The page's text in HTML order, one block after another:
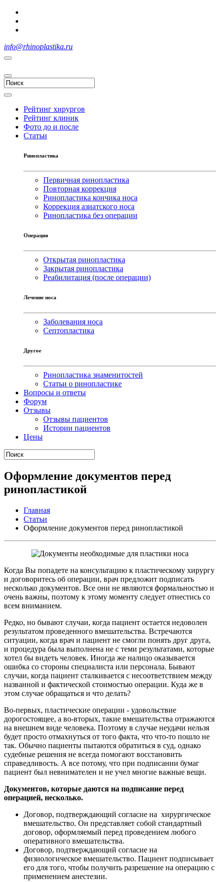
info@rhinoplastika.ru
Рейтинг хирургов
Рейтинг клиник
Фото до и после
Статьи
Ринопластика
Первичная ринопластика
Повторная коррекция
Ринопластика кончика носа
Коррекция азиатского носа
Ринопластика без операции
Операция
Открытая ринопластика
Закрытая ринопластика
Реабилитация (после операции)
Лечение носа
Заболевания носа
Септопластика
Другое
Ринопластика знаменитостей
Статьи о ринопластике
Вопросы и ответы
Форум
Отзывы
Отзывы пациентов
Истории пациентов
Цены
Оформление документов перед
ринопластикой
Главная
Статьи
Оформление документов перед ринопластикой
Когда Вы попадете на консультацию к пластическому хирургу
и договоритесь об операции, врач предложит подписать
несколько документов. Все они не являются формальностью и
очень важны, поэтому к этому моменту следует отнестись со
всем вниманием.
Редко, но бывают случаи, когда пациент остается недоволен
результатом проведенного вмешательства. Встречаются
ситуации, когда врач и пациент не смогли понять друг друга,
и процедура была выполнена не с теми результатами, которые
хотел бы видеть человек. Иногда же налицо оказывается
ошибка со стороны специалиста или персонала. Бывают
случаи, когда пациент сталкивается с несоответствием между
названной и фактической стоимостью операции. Куда же в
этом случае обращаться и что делать?
Во-первых, пластические операции - удовольствие
дорогостоящее, а во-вторых, такие вмешательства отражаются
на внешнем виде человека. Поэтому в случае неудачи нельзя
будет просто отмахнуться от того факта, что что-то пошло не
так. Обычно пациенты пытаются обратиться в суд, однако
судебные решения не всегда помогают восстановить
справедливость. А все потому, что при подписании бумаг
пациент был невнимателен и не учел многие важные вещи.
Документов, которые даются на подписание перед
операцией, несколько.
Договор, подтверждающий согласие на хирургическое
вмешательство. Он представляет собой стандартный
договор, оформляемый перед проведением любого
оперативного вмешательства.
Договор, подтверждающий согласие на
физиологическое вмешательство. Пациент подписывает
его для того, чтобы получить разрешение на операцию с
применением анестезии.